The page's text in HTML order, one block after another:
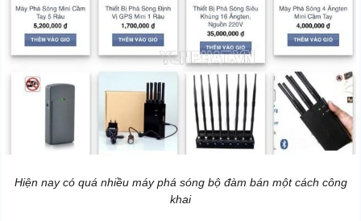
Hiện nay có quá nhiều máy phá sóng bộ đàm bán một cách công
khai